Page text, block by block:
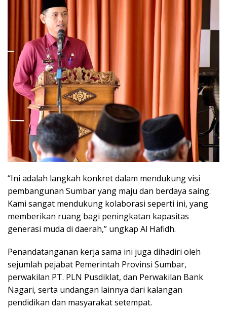
“Ini adalah langkah konkret dalam mendukung visi
pembangunan Sumbar yang maju dan berdaya saing.
Kami sangat mendukung kolaborasi seperti ini, yang
memberikan ruang bagi peningkatan kapasitas
generasi muda di daerah,” ungkap Al Hafidh.
Penandatanganan kerja sama ini juga dihadiri oleh
sejumlah pejabat Pemerintah Provinsi Sumbar,
perwakilan PT. PLN Pusdiklat, dan Perwakilan Bank
Nagari, serta undangan lainnya dari kalangan
pendidikan dan masyarakat setempat.